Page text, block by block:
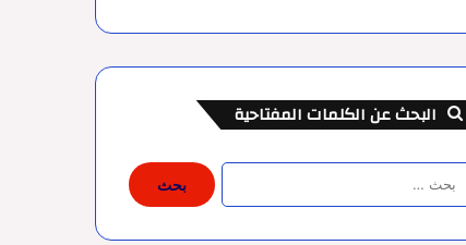
البحث عن الكلمات المفتاحية
البحث
عن: